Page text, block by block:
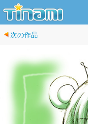
次の作品